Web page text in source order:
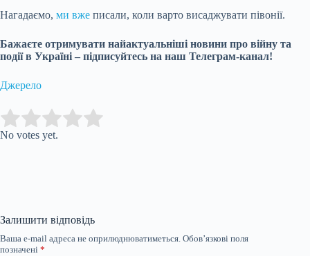
Нагадаємо, ми вже писали, коли варто висаджувати півонії.
Бажаєте отримувати найактуальніші новини про війну та
події в Україні – підписуйтесь на наш Телеграм-канал!
Джерело
Rate thisitem:
No votes yet.
Залишити відповідь
Ваша e-mail адреса не оприлюднюватиметься. Обов’язкові поля
позначені *